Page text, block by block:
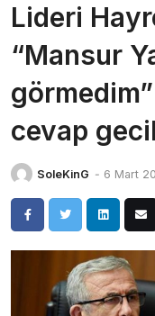
Lideri
“Mansur
cevap
SoleKinG - 6 Mart